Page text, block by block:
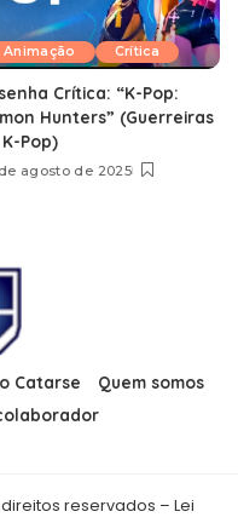
Animação Crítica
Crítica: “K-Pop:
Hunters” (Guerreiras
Pop)
agosto de 2025
Catarse
Quem somos
reservados – Lei